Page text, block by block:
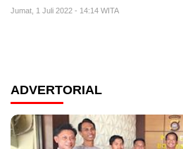
Jumat, 1 Juli 2022 - 14:14 WITA
ADVERTORIAL